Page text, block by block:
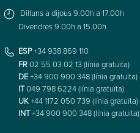
Dilluns a dijous 9.00h a 17.00h
Divendres 9.00h a 15.00h
ESP+34 938 869 110
FR02 55 03 02 13 (línia gratuïta)
DE+34 900 900 348 (línia gratuïta)
IT049 798 6224 (línia gratuïta)
UK+44 1172 050 739 (línia gratuïta)
INT+34 900 900 348 (línia gratuïta)